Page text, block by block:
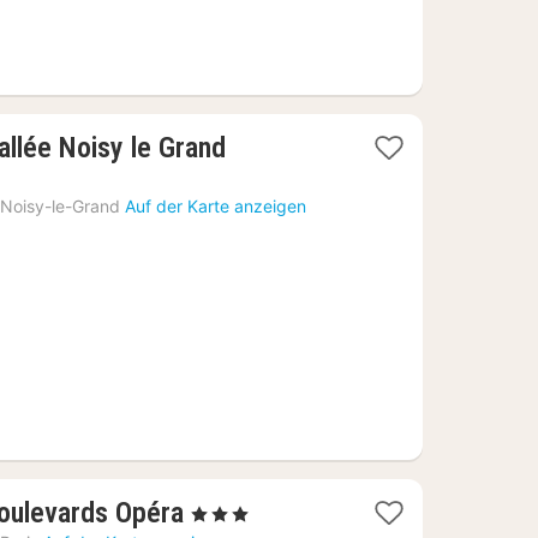
Noisy le Grand
ab
Noisy-le-Grand Auf der Karte anzeigen
Opéra 2
, 3 Sterne